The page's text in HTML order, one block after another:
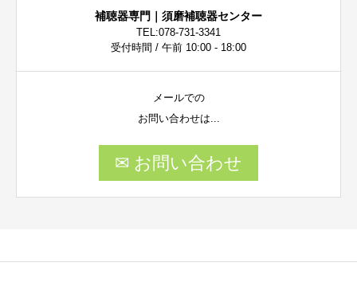
補聴器専門｜須磨補聴器センター
TEL:078-731-3341
受付時間 / 午前 10:00 - 18:00
メールでの
お問い合わせは...
✉ お問い合わせ